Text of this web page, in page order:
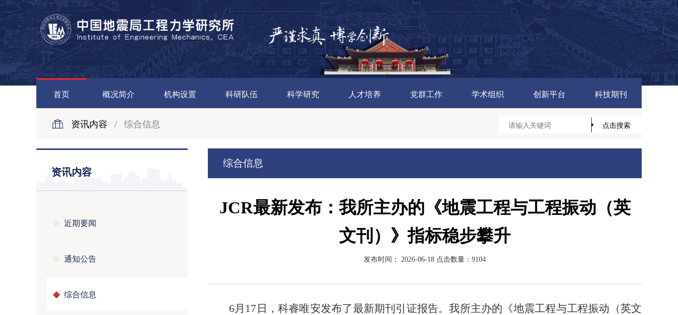
首页 概况简介 机构设置 科研队伍 科学研究 人才培养 党群工作 学术组织 创新平台 科技期刊
资讯内容 / 综合信息
资讯内容
近期要闻
通知公告
综合信息
综合信息
JCR最新发布：我所主办的《地震工程与工程振动（英
文刊）》指标稳步攀升
发布时间： 2026-06-18 点击数量：9104
6月17日，科睿唯安发布了最新期刊引证报告。我所主办的《地震工程与工程振动（英文